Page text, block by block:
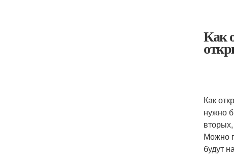
Как
Как
нужно
Можно
будут